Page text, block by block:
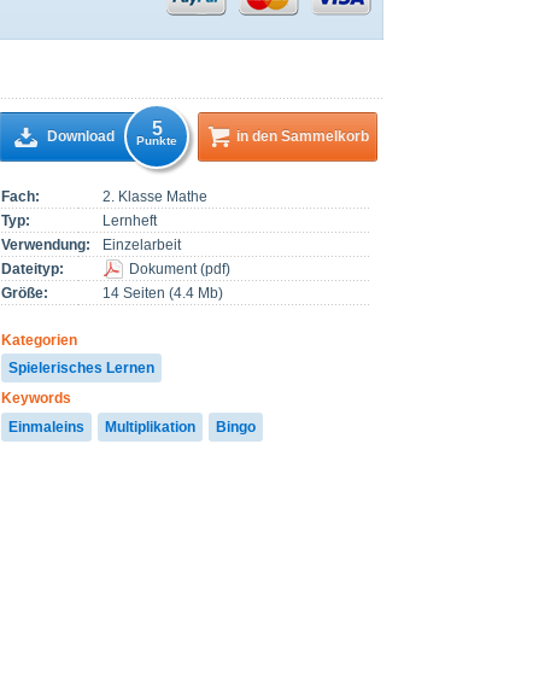
Fach:
2. Klasse Mathe
Typ:
Lernheft
Verwendung:
Einzelarbeit
Dateityp:
Dokument(pdf)
Größe:
14 Seiten (4.4 Mb)
Kategorien
Spielerisches Lernen
Keywords
Einmaleins
Multiplikation Bingo
Download 5
Punkte in den Sammelkorb